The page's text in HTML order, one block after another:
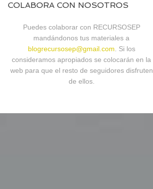
COLABORA CON NOSOTROS
Puedes colaborar con RECURSOSEP
mandándonos tus materiales a
blogrecursosep@gmail.com . Si los
consideramos apropiados se colocarán en la
web para que el resto de seguidores disfruten
de ellos.